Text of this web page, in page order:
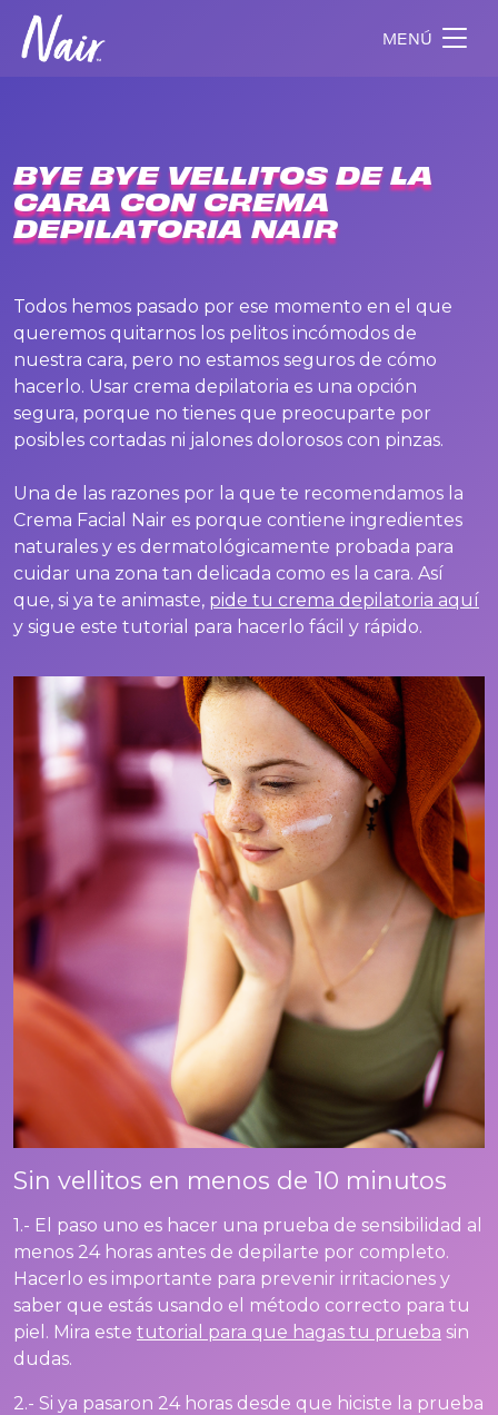
MENÚ
BYE BYE VELLITOS DE LA
CARA CON CREMA
DEPILATORIA NAIR
Todos hemos pasado por ese momento en el que
queremos quitarnos los pelitos incómodos de
nuestra cara, pero no estamos seguros de cómo
hacerlo. Usar crema depilatoria es una opción
segura, porque no tienes que preocuparte por
posibles cortadas ni jalones dolorosos con pinzas.
Una de las razones por la que te recomendamos la
Crema Facial Nair es porque contiene ingredientes
naturales y es dermatológicamente probada para
cuidar una zona tan delicada como es la cara. Así
que, si ya te animaste, pide tu crema depilatoria aquí
y sigue este tutorial para hacerlo fácil y rápido.
Sin vellitos en menos de 10 minutos
1.- El paso uno es hacer una prueba de sensibilidad al
menos 24 horas antes de depilarte por completo.
Hacerlo es importante para prevenir irritaciones y
saber que estás usando el método correcto para tu
piel. Mira este tutorial para que hagas tu prueba sin
dudas.
2.- Si ya pasaron 24 horas desde que hiciste la prueba